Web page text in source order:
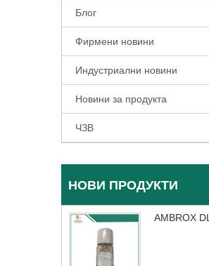
Блог
Фирмени новини
Индустриални новини
Новини за продукта
ЧЗВ
НОВИ ПРОДУКТИ
AMBROX DL